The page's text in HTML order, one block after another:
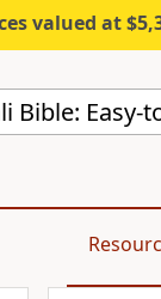
at $5,300+—plans
Bible: Easy-